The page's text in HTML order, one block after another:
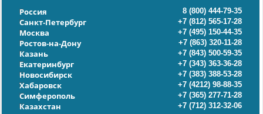
Россия
8 (800) 444-79-35
Санкт-Петербург
+7 (812) 565-17-28
Москва
+7 (495) 150-44-35
Ростов-на-Дону
+7 (863) 320-11-28
Казань
+7 (843) 500-59-35
Екатеринбург
+7 (343) 363-36-28
Новосибирск
+7 (383) 388-53-28
Хабаровск
+7 (4212) 98-88-35
Симферополь
+7 (365) 277-71-28
Казахстан
+7 (712) 312-32-06